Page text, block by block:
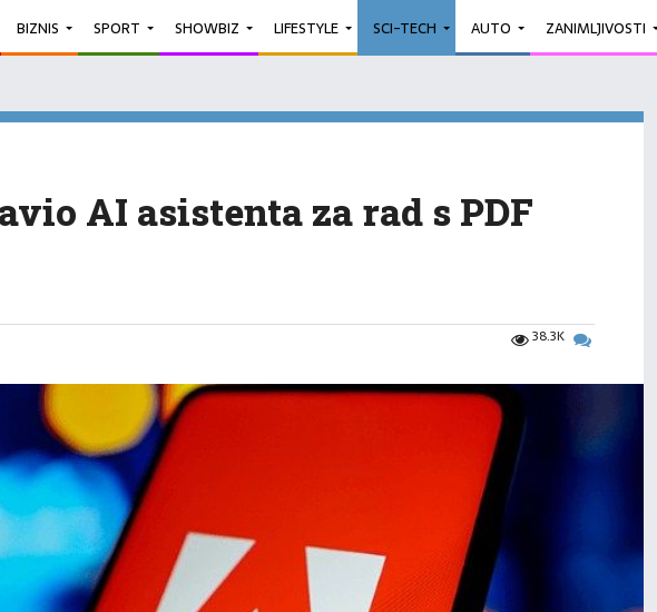
BIZNIS SPORT SHOWBIZ LIFESTYLE SCI-TECH AUTO ZANIMLJIVOSTI
AI asistenta za rad s PDF
38.3K